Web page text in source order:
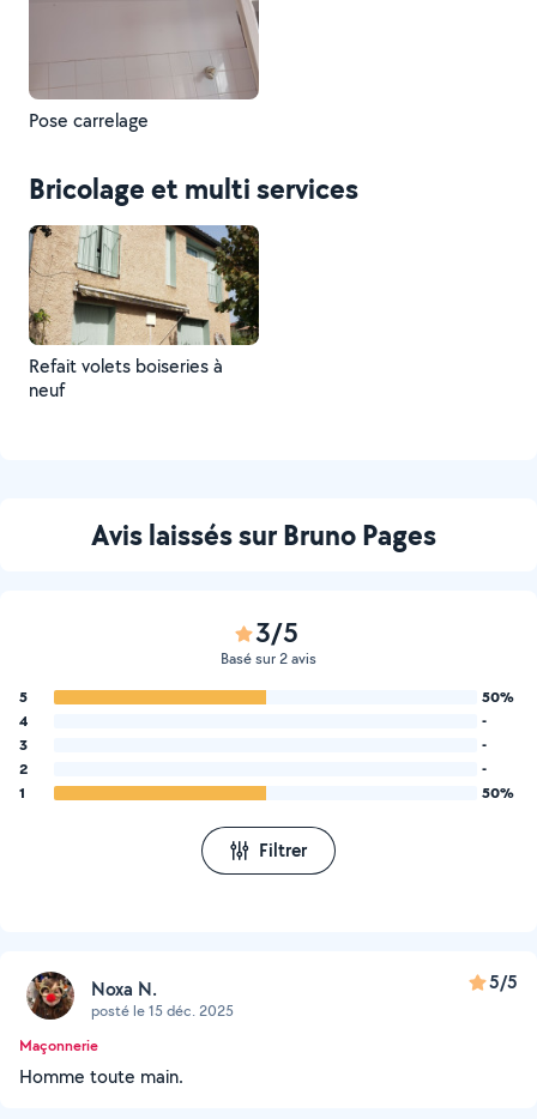
Pose carrelage
Bricolage et multi services
Refait volets boiseries à
neuf
Avis laissés sur Bruno Pages
3/5
Basé sur 2 avis
5
50%
4
-
3
-
2
-
1
50%
Filtrer
Noxa N.
posté le 15 déc. 2025
5/5
Maçonnerie
Homme toute main.